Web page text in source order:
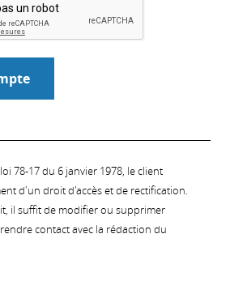
78-17 du 6 janvier 1978, le client
d'un droit d'accès et de rectification.
il suffit de modifier ou supprimer
contact avec la rédaction du